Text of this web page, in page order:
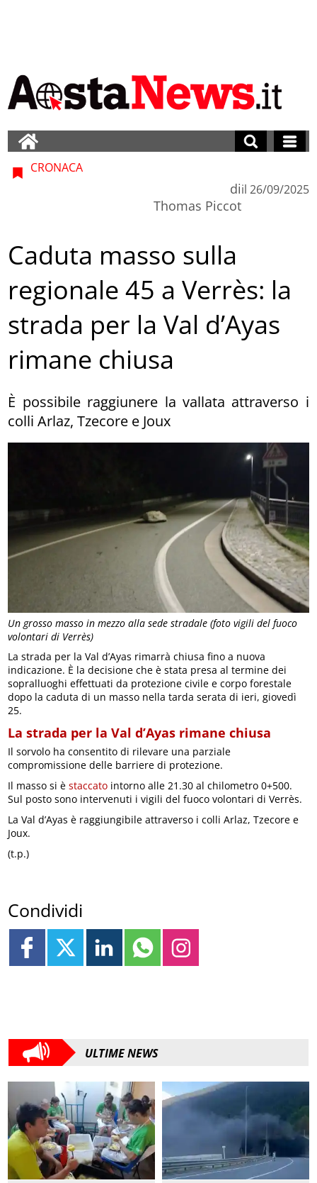
Un grosso masso in mezzo alla sede stradale (foto vigili del fuoco
volontari di Verrès)
CRONACA
di
Thomas Piccot
il 26/09/2025
Caduta masso sulla
regionale 45 a Verrès: la
strada per la Val d’Ayas
rimane chiusa
È possibile raggiunere la vallata attraverso i
colli Arlaz, Tzecore e Joux
La strada per la Val d’Ayas rimarrà chiusa fino a nuova
indicazione. È la decisione che è stata presa al termine dei
sopralluoghi effettuati da protezione civile e corpo forestale
dopo la caduta di un masso nella tarda serata di ieri, giovedì
25.
La strada per la Val d’Ayas rimane chiusa
Il sorvolo ha consentito di rilevare una parziale
compromissione delle barriere di protezione.
Il masso si èstaccato intorno alle 21.30 al chilometro 0+500.
Sul posto sono intervenuti i vigili del fuoco volontari di Verrès.
La Val d’Ayas è raggiungibile attraverso i colli Arlaz, Tzecore e
Joux.
(t.p.)
Condividi
ULTIME NEWS